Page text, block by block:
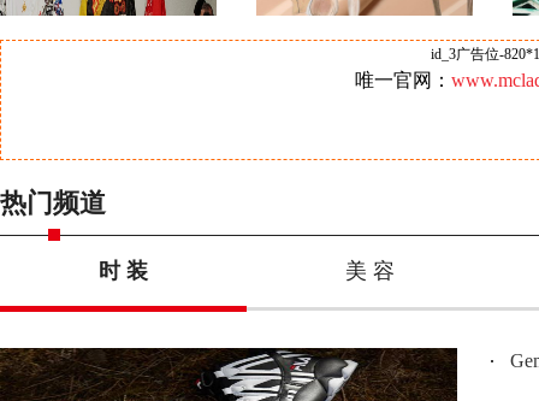
id_3广告位-
唯一官网：
热门频道
时 装 美 容